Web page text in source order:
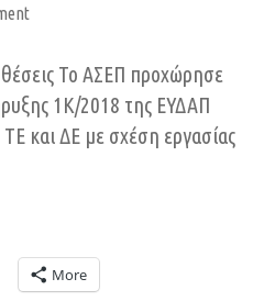
on
1Κ/2018
της
ΕΥΔΑΠ
Το ΑΣΕΠ προχώρησε
1Κ/2018 της ΕΥΔΑΠ
και ΔΕ με σχέση εργασίας
More